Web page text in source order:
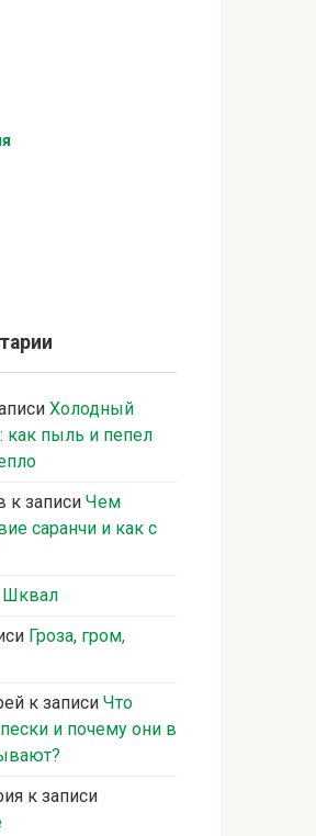
Холодный
как пыль и пепел
к записи Чем
саранчи и как с
Шквал
Гроза, гром,
к записи Что
и почему они в
к записи